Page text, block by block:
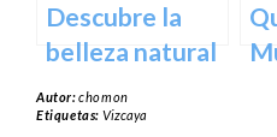
Descubre la
belleza natural
del Parque
Natural de
Autor:chomon
Etiquetas: Vizcaya